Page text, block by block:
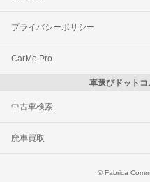
プライバシーポリシー
CarMe Pro
車選びドットコ
中古車検索
廃車買取
© Fabrica